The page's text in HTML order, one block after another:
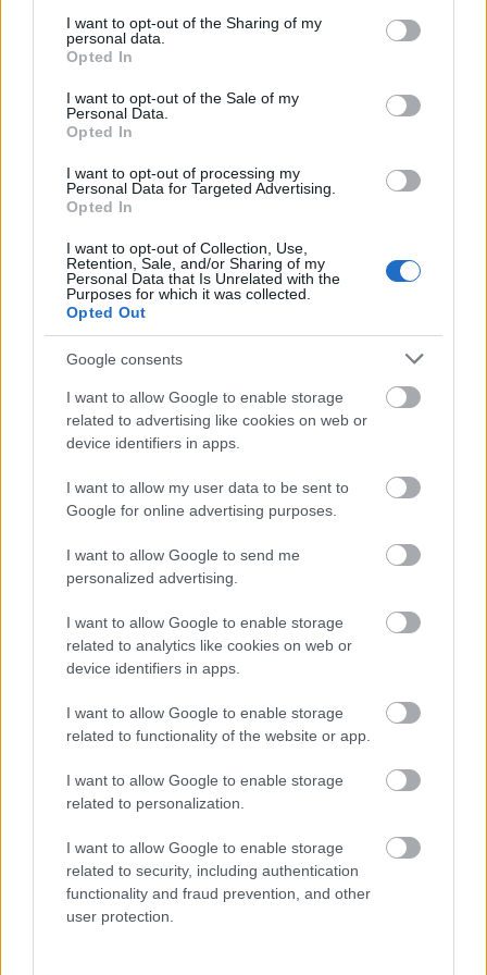
not limited to your visit or usage behaviour. You may click to
grant or deny consent to Google and its third-party tags to
use your data for below specified purposes in below Google
consent section.
I want to opt-out of the Sharing of my
personal data.
Opted In
I want to opt-out of the Sale of my
Personal Data.
Opted In
I want to opt-out of processing my
Personal Data for Targeted Advertising.
Opted In
I want to opt-out of Collection, Use,
Retention, Sale, and/or Sharing of my
Personal Data that Is Unrelated with the
Purposes for which it was collected.
Opted Out
Google consents
I want to allow Google to enable storage
related to advertising like cookies on web or
device identifiers in apps.
I want to allow my user data to be sent to
Google for online advertising purposes.
I want to allow Google to send me
personalized advertising.
I want to allow Google to enable storage
related to analytics like cookies on web or
device identifiers in apps.
I want to allow Google to enable storage
related to functionality of the website or app.
I want to allow Google to enable storage
related to personalization.
I want to allow Google to enable storage
related to security, including authentication
functionality and fraud prevention, and other
user protection.
Ημέρα ανά περίοδο
Πρωί
30°25°
Καθαρός καιρός
Άνεμος4 bfΒόρειος-βορειοανατολικός
Αισθητή24° / 30°
Μεσημέρι
32°31°
Καθαρός καιρός
Απόγευμα
32°29°
Καθαρός καιρός
Άνεμος
Βόρειος-βορειοανατολικός
Αισθητή28° / 31°
Βράδυ